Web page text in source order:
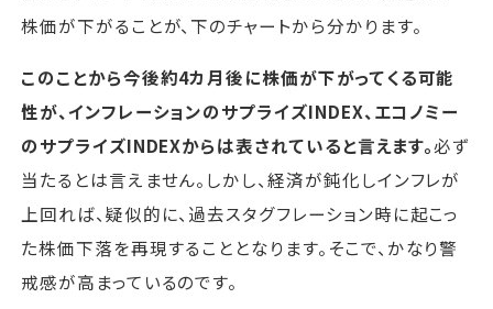
株価が下がることが、下のチャートから分かります。
このことから今後約4カ月後に株価が下がってくる可能
性が、インフレーションのサプライズINDEX、エコノミー
のサプライズINDEXからは表されていると言えます。必ず
当たるとは言えません。しかし、経済が鈍化しインフレが
上回れば、疑似的に、過去スタグフレーション時に起こっ
た株価下落を再現することとなります。そこで、かなり警
戒感が高まっているのです。